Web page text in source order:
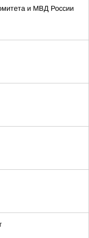
и МВД России